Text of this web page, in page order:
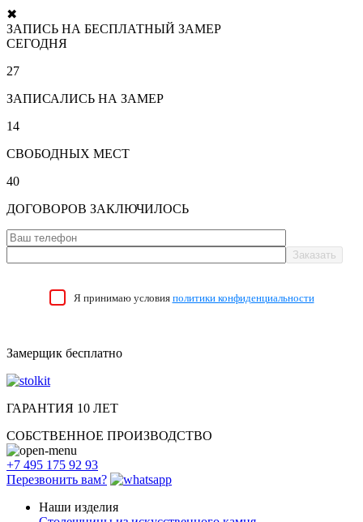
✖
ЗАПИСЬ НА БЕСПЛАТНЫЙ ЗАМЕР
СЕГОДНЯ
27
ЗАПИСАЛИСЬ НА ЗАМЕР
14
СВОБОДНЫХ МЕСТ
40
ДОГОВОРОВ ЗАКЛЮЧИЛОСЬ
Я принимаю условия политики конфиденциальности
Замерщик бесплатно
ГАРАНТИЯ 10 ЛЕТ
СОБСТВЕННОЕ ПРОИЗВОДСТВО
+7 495 175 92 93
Перезвонить вам?
Наши изделия